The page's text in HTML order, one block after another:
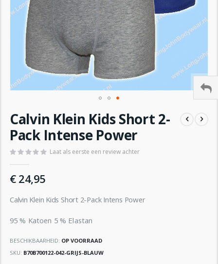
naar
het
begin
de
gallerij
Calvin Klein Kids Short 2-
Pack Intense Power
Laat als eerste een review achter
€ 24,95
Calvin Klein Kids Short 2-Pack Intens Power
95 % Katoen 5 % Elastan
BESCHIKBAARHEID: OP VOORRAAD
SKU B70B700122-042-GRIJS-BLAUW